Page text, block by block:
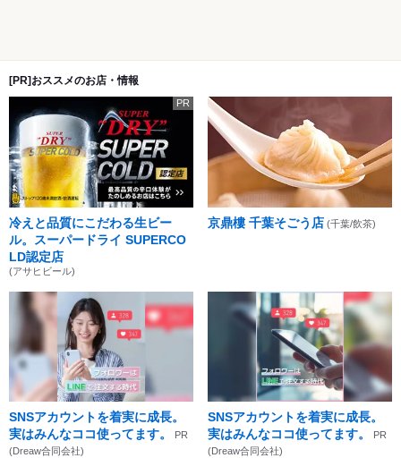
[PR]おススメのお店・情報
PR
冷えと品質にこだわる生ビー
ル。スーパードライ SUPERCO
LD認定店
(アサヒビール)
京鼎樓 千葉そごう店 (千葉/飲茶)
SNSアカウントを着実に成長。
実はみんなココ使ってます。
PR
(Dreaw合同会社)
SNSアカウントを着実に成長。
実はみんなココ使ってます。
PR
(Dreaw合同会社)